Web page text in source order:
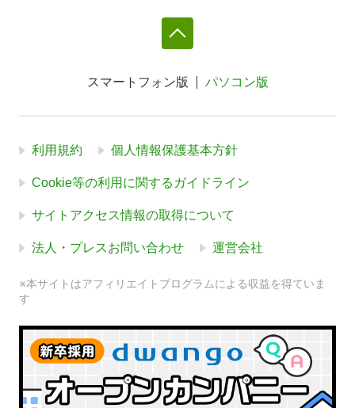
スマートフォン版 パソコン版
利用規約 個人情報保護基本方針
Cookie等の利用に関するガイドライン
サイトアクセス情報の取得について
法人・プレスお問い合わせ 運営会社
※本サイトはアフィリエイトプログラムによる収益を得ていま
す